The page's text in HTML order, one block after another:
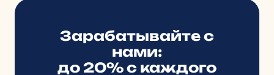
Зарабатывайте с
нами:
до 20% с каждого